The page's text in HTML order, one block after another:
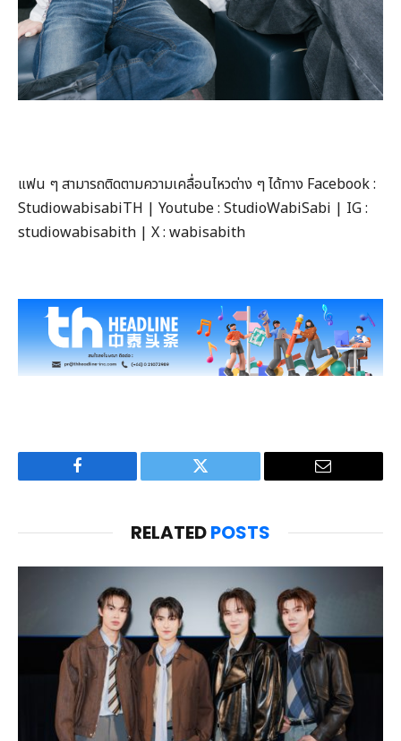
แฟน ๆ สามารถติดตามความเคลื่อนไหวต่าง ๆ ได้ทาง Facebook :
StudiowabisabiTH | Youtube : StudioWabiSabi | IG :
studiowabisabith | X : wabisabith
Facebook Twitter Email
RELATEDPOSTS